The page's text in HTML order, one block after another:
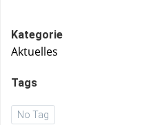
Kategorie
Aktuelles
Tags
No Tag